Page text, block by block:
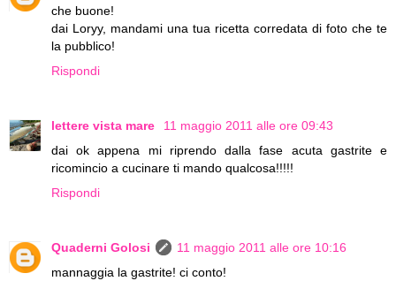
che buone!
dai Loryy, mandami una tua ricetta corredata di foto che te
la pubblico!
Rispondi
lettere vista mare
11 maggio 2011 alle ore 09:43
dai ok appena mi riprendo dalla fase acuta gastrite e
ricomincio a cucinare ti mando qualcosa!!!!!
Rispondi
Quaderni Golosi
11 maggio 2011 alle ore 10:16
mannaggia la gastrite! ci conto!